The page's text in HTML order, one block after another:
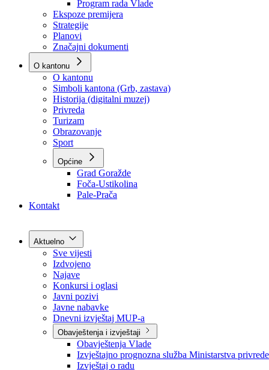
Vlada
Poslovnik
Program rada Vlade
Ekspoze premijera
Strategije
Planovi
Značajni dokumenti
O kantonu
O kantonu
Simboli kantona (Grb, zastava)
Historija (digitalni muzej)
Privreda
Turizam
Obrazovanje
Sport
Općine
Kontakt
Aktuelno
Sve vijesti
Izdvojeno
Najave
Konkursi i oglasi
Javni pozivi
Javne nabavke
Dnevni izvještaj MUP-a
Obavještenja i izvještaji